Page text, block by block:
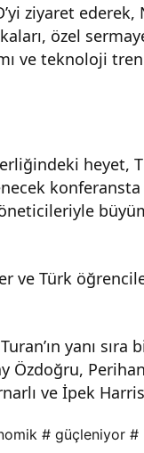
ziyaret ederek,
özel sermaye
ve teknoloji
heyet,
konferansta
ve Türk
yanı
Özdoğru,
ve İpek Harris
# güçleniyor #